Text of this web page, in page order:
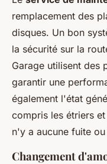
remplacement des
disques. Un bon
la sécurité sur la
Garage utilisent des
garantir une
également l'état
compris les étriers
n'y a aucune fuite
Changement